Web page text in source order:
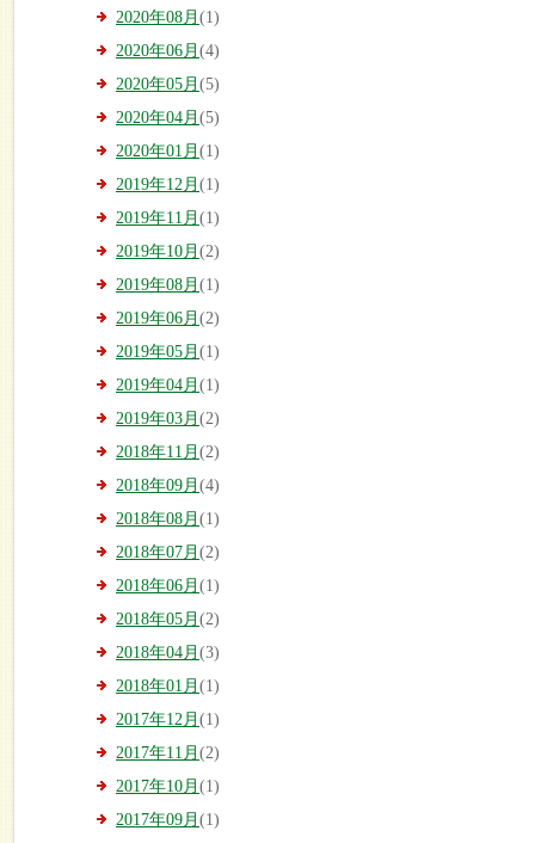
2020年08月 (1)
2020年06月 (4)
2020年05月 (5)
2020年04月 (5)
2020年01月 (1)
2019年12月 (1)
2019年11月 (1)
2019年10月 (2)
2019年08月 (1)
2019年06月 (2)
2019年05月 (1)
2019年04月 (1)
2019年03月 (2)
2018年11月 (2)
2018年09月 (4)
2018年08月 (1)
2018年07月 (2)
2018年06月 (1)
2018年05月 (2)
2018年04月 (3)
2018年01月 (1)
2017年12月 (1)
2017年11月 (2)
2017年10月 (1)
2017年09月 (1)